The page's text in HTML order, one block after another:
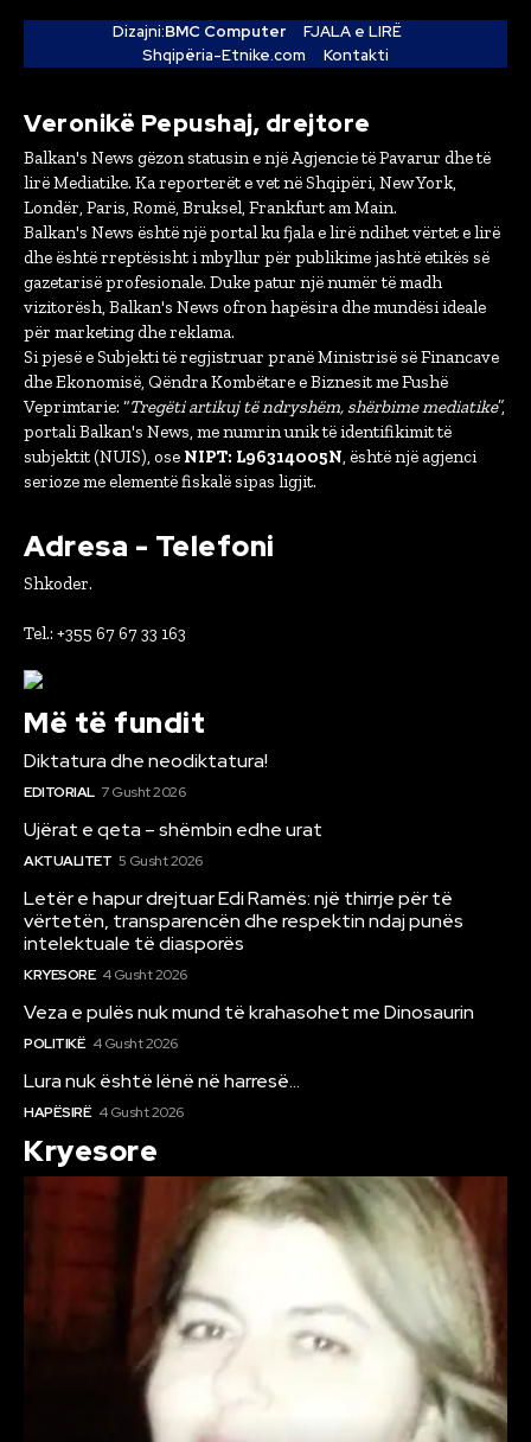
Dizajni:BMC Computer
FJALA e LIRË
Shqipëria-Etnike.com
Kontakti
Veronikë Pepushaj, drejtore
Balkan's News gëzon statusin e një Agjencie të Pavarur dhe të
lirë Mediatike. Ka reporterët e vet në Shqipëri, New York,
Londër, Paris, Romë, Bruksel, Frankfurt am Main.
Balkan's News është një portal ku fjala e lirë ndihet vërtet e lirë
dhe është rreptësisht i mbyllur për publikime jashtë etikës së
gazetarisë profesionale. Duke patur një numër të madh
vizitorësh, Balkan's News ofron hapësira dhe mundësi ideale
për marketing dhe reklama.
Si pjesë e Subjekti të regjistruar pranë Ministrisë së Financave
dhe Ekonomisë, Qëndra Kombëtare e Biznesit me Fushë
Veprimtarie: “Tregëti artikuj të ndryshëm, shërbime mediatike”,
portali Balkan's News, me numrin unik të identifikimit të
subjektit (NUIS), ose NIPT: L96314005N, është një agjenci
serioze me elementë fiskalë sipas ligjit.
Adresa - Telefoni
Shkoder.
Tel.: +355 67 67 33 163
Më të fundit
Diktatura dhe neodiktatura!
EDITORIAL 7 Gusht 2026
Ujërat e qeta – shëmbin edhe urat
AKTUALITET 5 Gusht 2026
Letër e hapur drejtuar Edi Ramës: një thirrje për të
vërtetën, transparencën dhe respektin ndaj punës
intelektuale të diasporës
KRYESORE 4 Gusht 2026
Veza e pulës nuk mund të krahasohet me Dinosaurin
POLITIKË 4 Gusht 2026
Lura nuk është lënë në harresë…
HAPËSIRË 4 Gusht 2026
Kryesore